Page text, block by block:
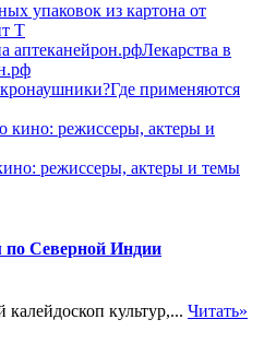
упаковок из картона от
Т
Лекарства в
Где применяются
режиссеры, актеры и темы
по Северной Индии
культур,... Читать»